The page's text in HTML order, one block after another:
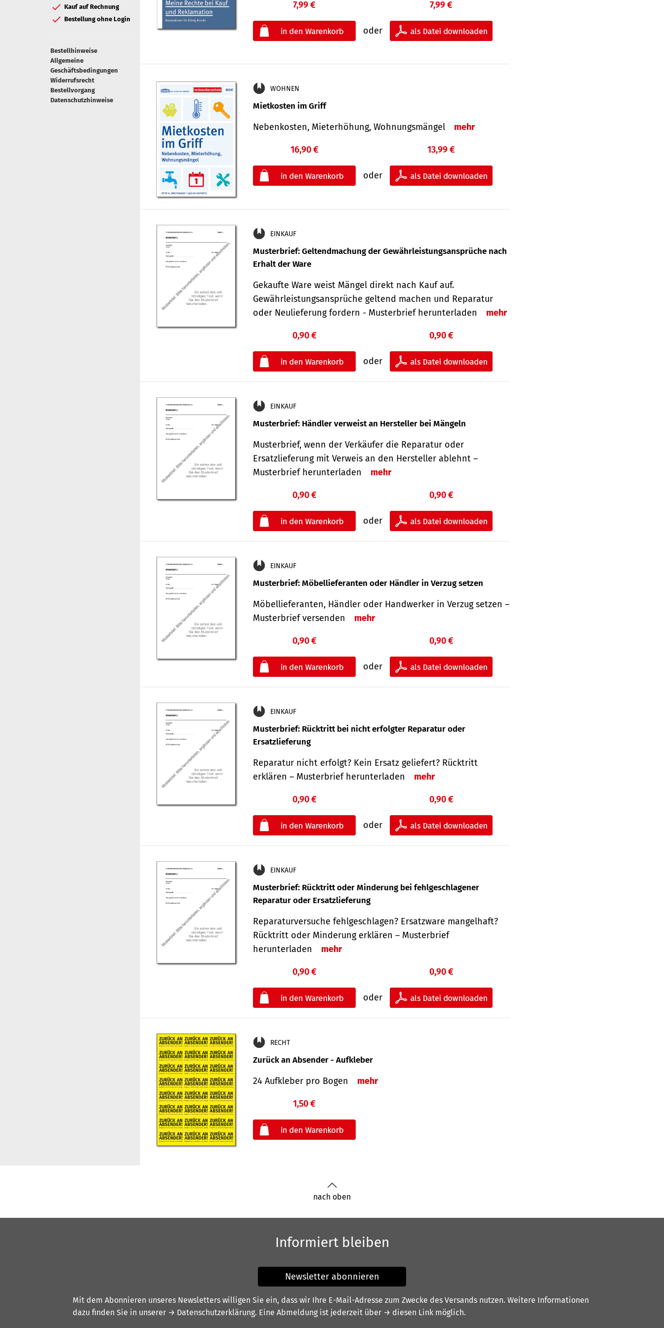
Kauf auf Rechnung
Bestellung ohne Login
Bestellhinweise
Allgemeine
Geschäftsbedingungen
Widerrufsrecht
Bestellvorgang
Datenschutzhinweise
7,99 €
oder
7,99 €
WOHNEN
Mietkosten im Griff
Nebenkosten, Mieterhöhung, Wohnungsmängel mehr
16,90 €
oder
13,99 €
EINKAUF
Musterbrief: Geltendmachung der Gewährleistungsansprüche nach
Erhalt der Ware
Gekaufte Ware weist Mängel direkt nach Kauf auf.
Gewährleistungsansprüche geltend machen und Reparatur
oder Neulieferung fordern - Musterbrief herunterladen
mehr
0,90 €
oder
0,90 €
EINKAUF
Musterbrief: Händler verweist an Hersteller bei Mängeln
Musterbrief, wenn der Verkäufer die Reparatur oder
Ersatzlieferung mit Verweis an den Hersteller ablehnt –
Musterbrief herunterladen
mehr
0,90 €
oder
0,90 €
EINKAUF
Musterbrief: Möbellieferanten oder Händler in Verzug setzen
Möbellieferanten, Händler oder Handwerker in Verzug setzen –
Musterbrief versenden
mehr
0,90 €
oder
0,90 €
EINKAUF
Musterbrief: Rücktritt bei nicht erfolgter Reparatur oder
Ersatzlieferung
Reparatur nicht erfolgt? Kein Ersatz geliefert? Rücktritt
erklären – Musterbrief herunterladen
mehr
0,90 €
oder
0,90 €
EINKAUF
Musterbrief: Rücktritt oder Minderung bei fehlgeschlagener
Reparatur oder Ersatzlieferung
Reparaturversuche fehlgeschlagen? Ersatzware mangelhaft?
Rücktritt oder Minderung erklären – Musterbrief
herunterladen
mehr
0,90 €
oder
0,90 €
RECHT
Zurück an Absender - Aufkleber
24 Aufkleber pro Bogen mehr
1,50 €
nach oben
Informiert bleiben
Newsletter abonnieren
Mit dem Abonnieren unseres Newsletters willigen Sie ein, dass wir Ihre E-Mail-Adresse zum Zwecke des Versands nutzen. Weitere Informationen
dazu finden Sie in unserer → Datenschutzerklärung. Eine Abmeldung ist jederzeit über → diesen Link möglich.